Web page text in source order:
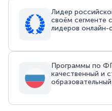
Лидер
своём сегменте
лидеров
Программы по
качественный и